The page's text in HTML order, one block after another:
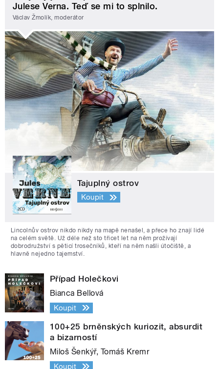
Julese Verna. Teď se mi to splnilo.
Václav Žmolík, moderátor
Tajuplný ostrov
Koupit
Lincolnův ostrov nikdo nikdy na mapě nenašel, a přece ho znají lidé
na celém světě. Už déle než sto třicet let na něm prožívají
dobrodružství s pěticí trosečníků, kteří na něm našli útočiště, a
hlavně nejedno tajemství.
Případ Holečkovi
Bianca Bellová
Koupit
100+25 brněnských kuriozit, absurdit
a bizarností
Miloš Šenkýř, Tomáš Kremr
Koupit